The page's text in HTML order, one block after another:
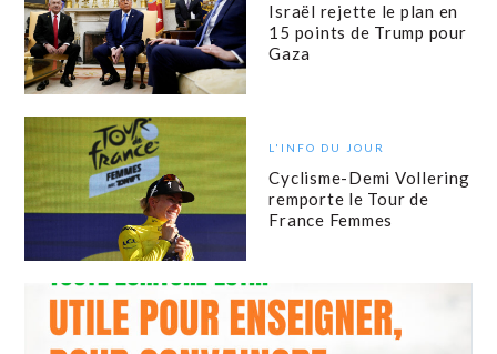
Israël rejette le plan en
15 points de Trump pour
Gaza
L'INFO DU JOUR
Cyclisme-Demi Vollering
remporte le Tour de
France Femmes